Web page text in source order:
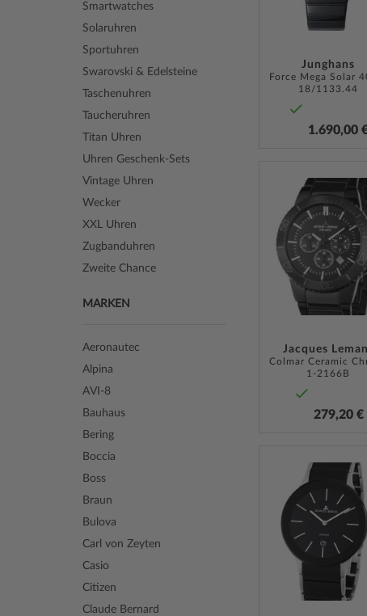
Junghans
18/1133.44
1.690,00
Jacques
1-2166B
279,20 €
Smartwatches
Solaruhren
Sportuhren
Swarovski & Edelsteine
Taschenuhren
Taucheruhren
Titan Uhren
Uhren Geschenk-Sets
Vintage Uhren
Wecker
XXL Uhren
Zugbanduhren
Zweite Chance
MARKEN
Aeronautec
Alpina
AVI-8
Bauhaus
Bering
Boccia
Boss
Braun
Bulova
Carl von Zeyten
Casio
Citizen
Claude Bernard